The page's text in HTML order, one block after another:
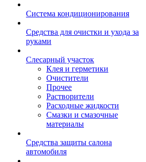
Система кондиционирования
Средства для очистки и ухода за
руками
Слесарный участок
Клея и герметики
Очистители
Прочее
Растворители
Расходные жидкости
Смазки и смазочные
материалы
Средства защиты салона
автомобиля